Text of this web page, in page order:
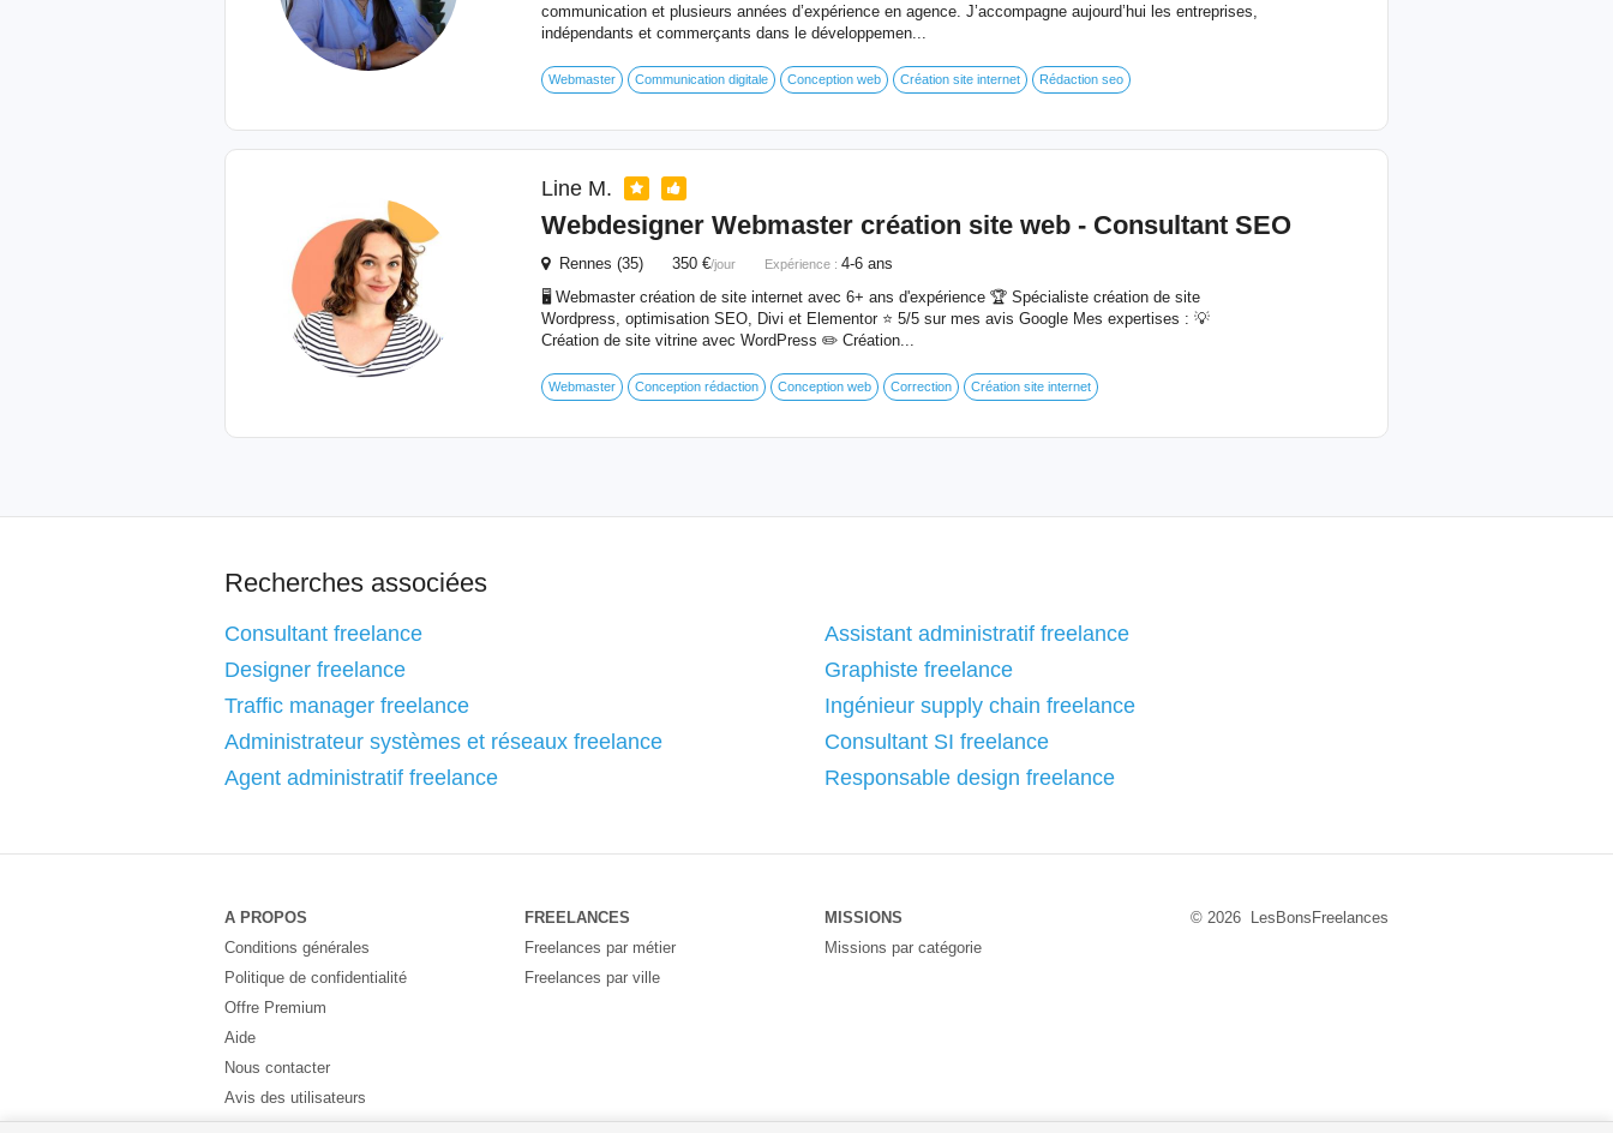
communication et plusieurs années d’expérience en agence. J’accompagne aujourd’hui les entreprises,
indépendants et commerçants dans le développemen...
Webmaster Communication digitale Conception web Création site internet Rédaction seo
Line M.
Webdesigner Webmaster création site web - Consultant SEO
Rennes (35) 350 €/jour Expérience : 4-6 ans
🖥 Webmaster création de site internet avec 6+ ans d'expérience 🏆 Spécialiste création de site
Wordpress, optimisation SEO, Divi et Elementor ⭐️ 5/5 sur mes avis Google Mes expertises : 💡
Création de site vitrine avec WordPress ✏️ Création...
Webmaster Conception rédaction Conception web Correction Création site internet
Recherches associées
Consultant freelance
Assistant administratif freelance
Designer freelance
Graphiste freelance
Traffic manager freelance
Ingénieur supply chain freelance
Administrateur systèmes et réseaux freelance
Consultant SI freelance
Agent administratif freelance
Responsable design freelance
A PROPOS
Conditions générales
Politique de confidentialité
Offre Premium
Aide
Nous contacter
Avis des utilisateurs
Partenaires
FREELANCES
Freelances par métier
Freelances par ville
MISSIONS
Missions par catégorie
© 2026 LesBonsFreelances